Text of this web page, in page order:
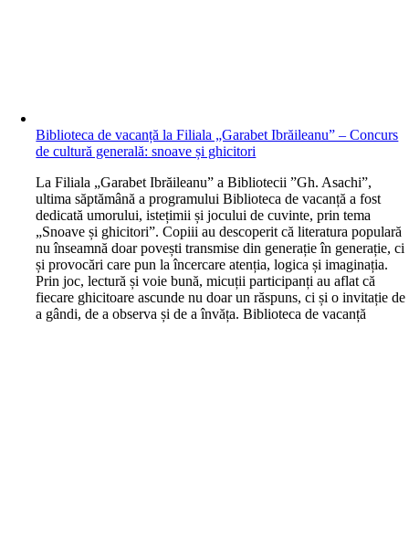
Biblioteca de vacanță la Filiala „Garabet Ibrăileanu” – Concurs
de cultură generală: snoave și ghicitori
La Filiala „Garabet Ibrăileanu” a Bibliotecii ”Gh. Asachi”,
ultima săptămână a programului Biblioteca de vacanță a fost
dedicată umorului, istețimii și jocului de cuvinte, prin tema
„Snoave și ghicitori”. Copiii au descoperit că literatura populară
nu înseamnă doar povești transmise din generație în generație, ci
și provocări care pun la încercare atenția, logica și imaginația.
Prin joc, lectură și voie bună, micuții participanți au aflat că
fiecare ghicitoare ascunde nu doar un răspuns, ci și o invitație de
a gândi, de a observa și de a învăța. Biblioteca de vacanță